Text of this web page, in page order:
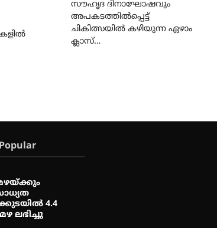
സൗഹൃദ ദിനാഘോഷവും
അപകടത്തിൽപ്പെട്ട്
ചികിത്സയിൽ കഴിയുന്ന ഏഴാം
ക്ലാസ്…
Popular
4.4
മഴ ലഭിച്ചു